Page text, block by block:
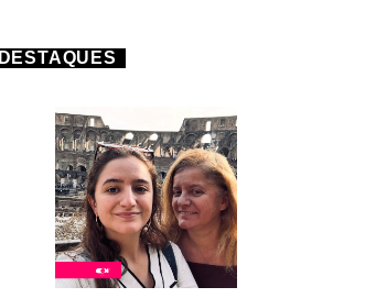
DESTAQUES